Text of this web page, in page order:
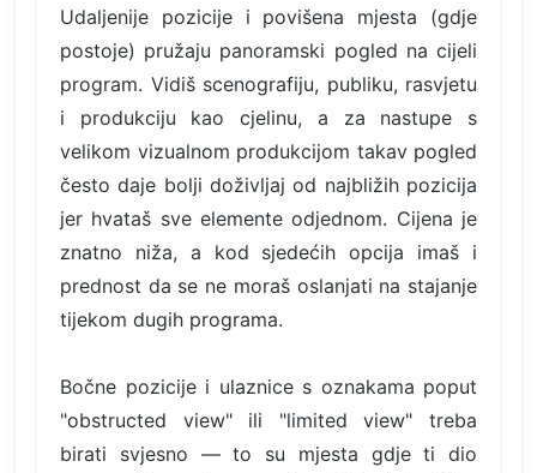
Udaljenije pozicije i povišena mjesta (gdje
postoje) pružaju panoramski pogled na cijeli
program. Vidiš scenografiju, publiku, rasvjetu
i produkciju kao cjelinu, a za nastupe s
velikom vizualnom produkcijom takav pogled
često daje bolji doživljaj od najbližih pozicija
jer hvataš sve elemente odjednom. Cijena je
znatno niža, a kod sjedećih opcija imaš i
prednost da se ne moraš oslanjati na stajanje
tijekom dugih programa.
Bočne pozicije i ulaznice s oznakama poput
"obstructed view" ili "limited view" treba
birati svjesno — to su mjesta gdje ti dio